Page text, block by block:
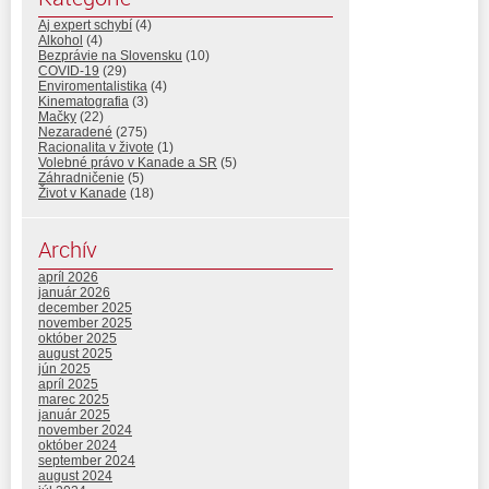
Aj expert schybí (4)
Alkohol (4)
Bezprávie na Slovensku (10)
COVID-19 (29)
Enviromentalistika (4)
Kinematografia (3)
Mačky (22)
Nezaradené (275)
Racionalita v živote (1)
Volebné právo v Kanade a SR (5)
Záhradničenie (5)
Život v Kanade (18)
Archív
apríl 2026
január 2026
december 2025
november 2025
október 2025
august 2025
jún 2025
apríl 2025
marec 2025
január 2025
november 2024
október 2024
september 2024
august 2024